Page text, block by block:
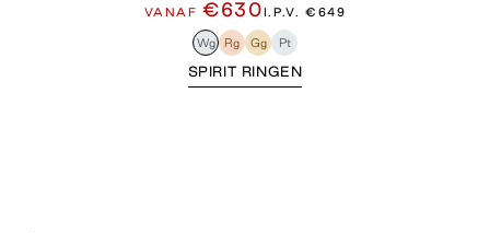
VANAF€630 I.P.V. €649
Wg Rg Gg Pt
SPIRIT RINGEN